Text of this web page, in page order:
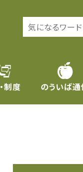
制度 のういば